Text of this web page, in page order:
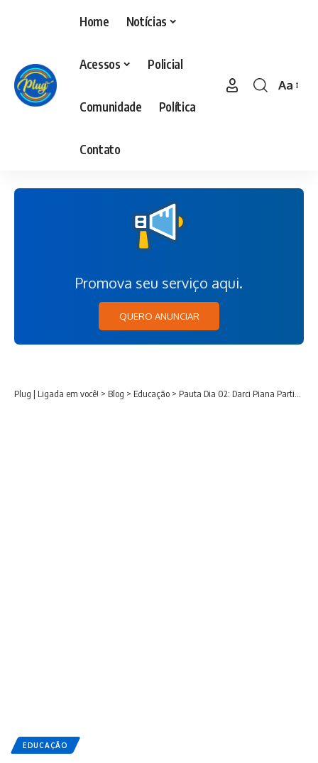
Home Notícias
Acessos Policial
Comunidade Política
Contato
Aa
Promova seu serviço aqui.
QUERO ANUNCIAR
Plug | Ligada em você! > Blog > Educação > Pauta Dia 02: Darci Piana Participa da Abertura da Reunião Nacional do Consed em Foz do Iguaçu
EDUCAÇÃO